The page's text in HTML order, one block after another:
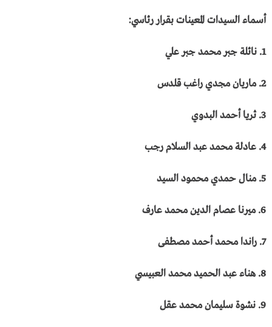
أسماء السيدات المعينات بقرار رئاسي:
1. نائلة جبر محمد جبر علي
2. ماريان مجدي راغب قلدس
3. ثريا أحمد البدوي
4. عادلة محمد عبد السلام رجب
5. منال حمدي محمود السيد
6. ميرنا عصام الدين محمد عارف
7. راندا محمد أحمد مصطفى
8. هناء عبد الحميد محمد العبيسي
9. نشوة سليمان محمد عقل